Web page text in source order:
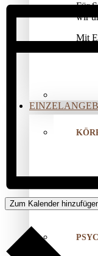
Für
wir
Mit
Zum Kalender